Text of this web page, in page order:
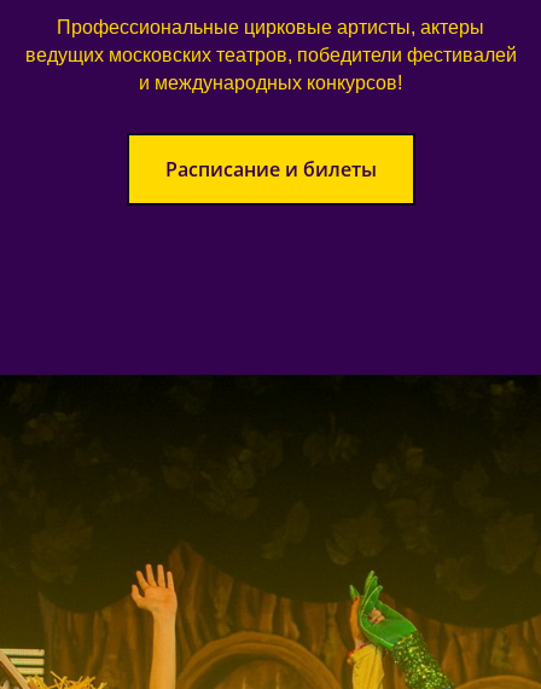
Профессиональные цирковые артисты, актеры
ведущих московских театров, победители фестивалей
и международных конкурсов!
Расписание и билеты